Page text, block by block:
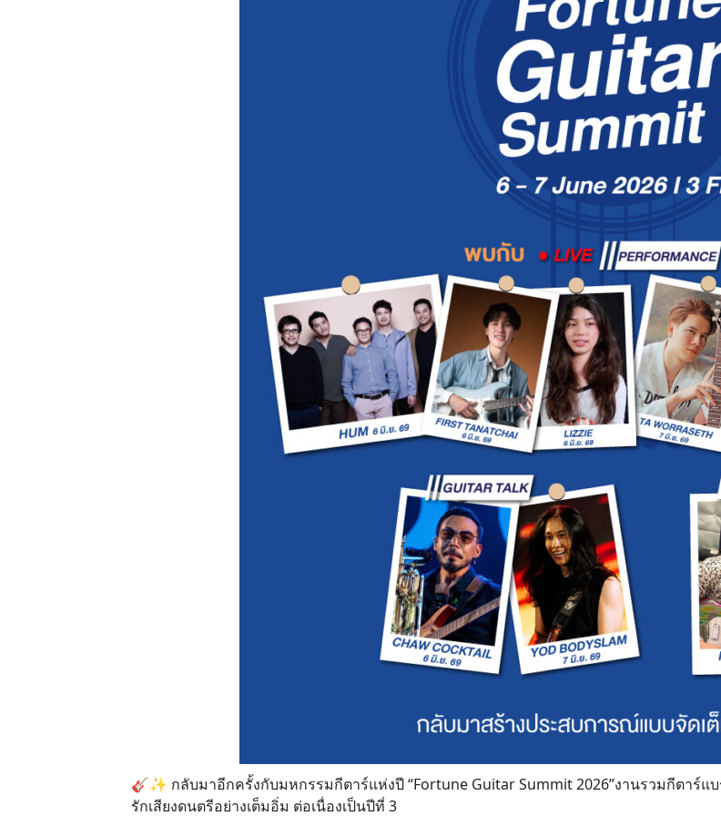
🎸✨ กลับมาอีกครั้งกับมหกรรมกีตาร์แห่งปี “Fortune Guitar Summit 2026”งานรวมกีตาร์
รักเสียงดนตรีอย่างเต็มอิ่ม ต่อเนื่องเป็นปีที่ 3